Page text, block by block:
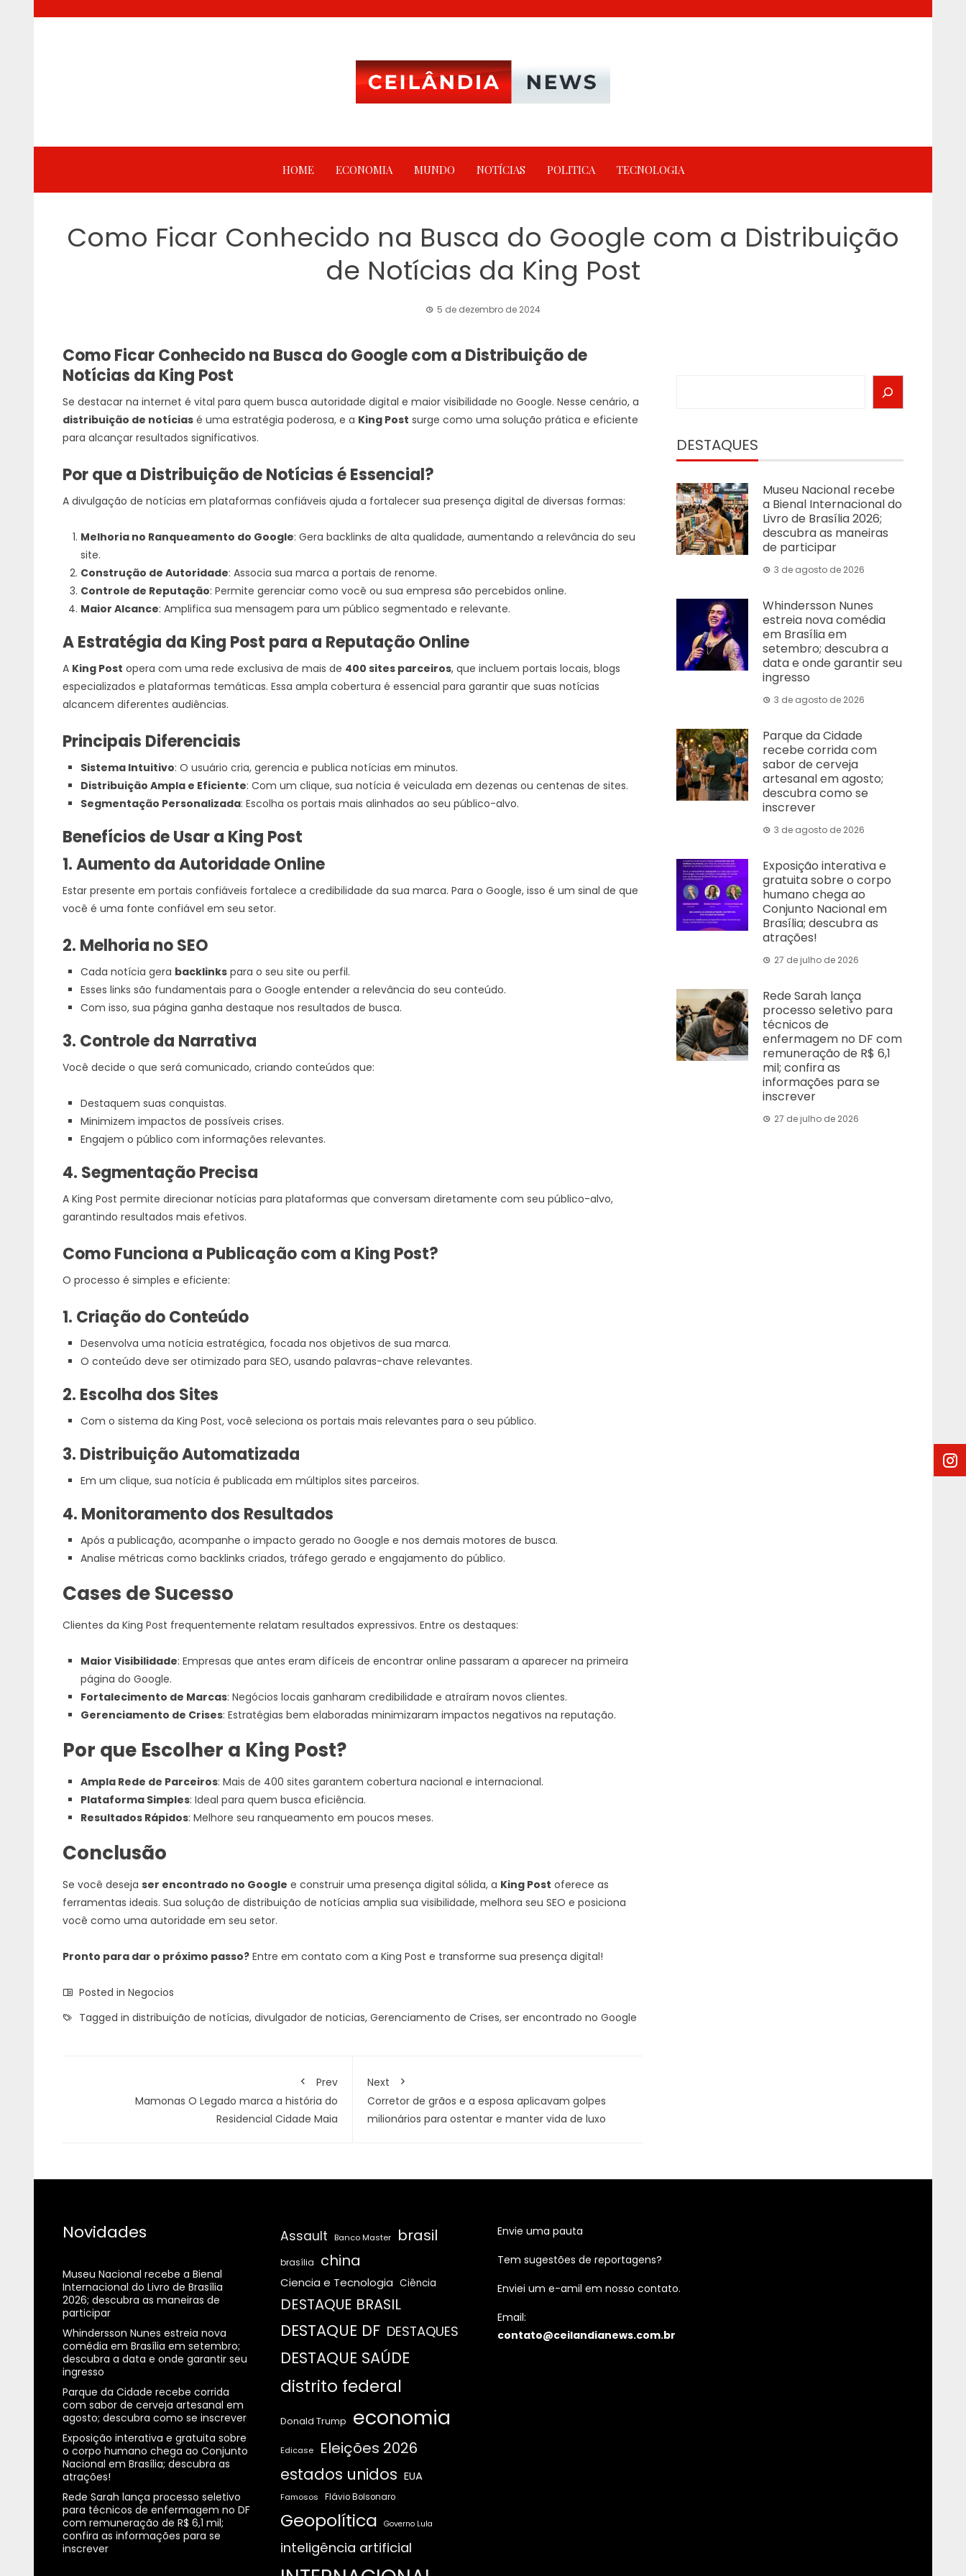
HOME ECONOMIA MUNDO NOTÍCIAS POLITICA TECNOLOGIA
Como Ficar Conhecido na Busca do Google com a Distribuição
de Notícias da King Post
5 de dezembro de 2024
Como Ficar Conhecido na Busca do Google com a Distribuição de
Notícias da King Post
Se destacar na internet é vital para quem busca autoridade digital e maior visibilidade no Google. Nesse cenário, a
distribuição de notícias é uma estratégia poderosa, e a King Post surge como uma solução prática e eficiente
para alcançar resultados significativos.
Por que a Distribuição de Notícias é Essencial?
A divulgação de notícias em plataformas confiáveis ajuda a fortalecer sua presença digital de diversas formas:
Melhoria no Ranqueamento do Google: Gera backlinks de alta qualidade, aumentando a relevância do seu
site.
Construção de Autoridade: Associa sua marca a portais de renome.
Controle de Reputação: Permite gerenciar como você ou sua empresa são percebidos online.
Maior Alcance: Amplifica sua mensagem para um público segmentado e relevante.
A Estratégia da King Post para a Reputação Online
A King Post opera com uma rede exclusiva de mais de 400 sites parceiros, que incluem portais locais, blogs
especializados e plataformas temáticas. Essa ampla cobertura é essencial para garantir que suas notícias
alcancem diferentes audiências.
Principais Diferenciais
Sistema Intuitivo: O usuário cria, gerencia e publica notícias em minutos.
Distribuição Ampla e Eficiente: Com um clique, sua notícia é veiculada em dezenas ou centenas de sites.
Segmentação Personalizada: Escolha os portais mais alinhados ao seu público-alvo.
Benefícios de Usar a King Post
1. Aumento da Autoridade Online
Estar presente em portais confiáveis fortalece a credibilidade da sua marca. Para o Google, isso é um sinal de que
você é uma fonte confiável em seu setor.
2. Melhoria no SEO
Cada notícia gera backlinks para o seu site ou perfil.
Esses links são fundamentais para o Google entender a relevância do seu conteúdo.
Com isso, sua página ganha destaque nos resultados de busca.
3. Controle da Narrativa
Você decide o que será comunicado, criando conteúdos que:
Destaquem suas conquistas.
Minimizem impactos de possíveis crises.
Engajem o público com informações relevantes.
4. Segmentação Precisa
A King Post permite direcionar notícias para plataformas que conversam diretamente com seu público-alvo,
garantindo resultados mais efetivos.
Como Funciona a Publicação com a King Post?
O processo é simples e eficiente:
1. Criação do Conteúdo
Desenvolva uma notícia estratégica, focada nos objetivos de sua marca.
O conteúdo deve ser otimizado para SEO, usando palavras-chave relevantes.
2. Escolha dos Sites
Com o sistema da King Post, você seleciona os portais mais relevantes para o seu público.
3. Distribuição Automatizada
Em um clique, sua notícia é publicada em múltiplos sites parceiros.
4. Monitoramento dos Resultados
Após a publicação, acompanhe o impacto gerado no Google e nos demais motores de busca.
Analise métricas como backlinks criados, tráfego gerado e engajamento do público.
Cases de Sucesso
Clientes da King Post frequentemente relatam resultados expressivos. Entre os destaques:
Maior Visibilidade: Empresas que antes eram difíceis de encontrar online passaram a aparecer na primeira
página do Google.
Fortalecimento de Marcas: Negócios locais ganharam credibilidade e atraíram novos clientes.
Gerenciamento de Crises: Estratégias bem elaboradas minimizaram impactos negativos na reputação.
Por que Escolher a King Post?
Ampla Rede de Parceiros: Mais de 400 sites garantem cobertura nacional e internacional.
Plataforma Simples: Ideal para quem busca eficiência.
Resultados Rápidos: Melhore seu ranqueamento em poucos meses.
Conclusão
Se você deseja ser encontrado no Google e construir uma presença digital sólida, a King Post oferece as
ferramentas ideais. Sua solução de distribuição de notícias amplia sua visibilidade, melhora seu SEO e posiciona
você como uma autoridade em seu setor.
Pronto para dar o próximo passo? Entre em contato com a King Post e transforme sua presença digital!
Posted in Negocios
Tagged in distribuição de notícias, divulgador de noticias, Gerenciamento de Crises, ser encontrado no Google
Prev
Mamonas O Legado marca a história do
Residencial Cidade Maia
Next
Corretor de grãos e a esposa aplicavam golpes
milionários para ostentar e manter vida de luxo
DESTAQUES
Museu Nacional recebe
a Bienal Internacional do
Livro de Brasília 2026;
descubra as maneiras
de participar
3 de agosto de 2026
Whindersson Nunes
estreia nova comédia
em Brasília em
setembro; descubra a
data e onde garantir seu
ingresso
3 de agosto de 2026
Parque da Cidade
recebe corrida com
sabor de cerveja
artesanal em agosto;
descubra como se
inscrever
3 de agosto de 2026
Exposição interativa e
gratuita sobre o corpo
humano chega ao
Conjunto Nacional em
Brasília; descubra as
atrações!
27 de julho de 2026
Rede Sarah lança
processo seletivo para
técnicos de
enfermagem no DF com
remuneração de R$ 6,1
mil; confira as
informações para se
inscrever
27 de julho de 2026
Novidades
Museu Nacional recebe a Bienal
Internacional do Livro de Brasília
2026; descubra as maneiras de
participar
Whindersson Nunes estreia nova
comédia em Brasília em setembro;
descubra a data e onde garantir seu
ingresso
Parque da Cidade recebe corrida
com sabor de cerveja artesanal em
agosto; descubra como se inscrever
Exposição interativa e gratuita sobre
o corpo humano chega ao Conjunto
Nacional em Brasília; descubra as
atrações!
Rede Sarah lança processo seletivo
para técnicos de enfermagem no DF
com remuneração de R$ 6,1 mil;
confira as informações para se
inscrever
Assault Banco Master brasil
brasília china
Ciencia e Tecnologia Ciência
DESTAQUE BRASIL
DESTAQUE DF DESTAQUES
DESTAQUE SAÚDE
distrito federal
Donald Trump economia
Edicase Eleições 2026
estados unidos EUA
Famosos Flávio Bolsonaro
Geopolítica Governo Lula
inteligência artificial
Envie uma pauta
Tem sugestões de reportagens?
Enviei um e-amil em nosso contato.
Email:
contato@ceilandianews.com.br